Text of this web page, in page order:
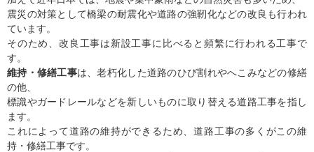
震災の対策として橋梁の耐震化や道路の強靭化などの改良も行われ
ています。
そのため、改良工事は新設工事に比べると頻繁に行われる工事で
す。
維持・修繕工事は、老朽化した道路のひび割れやへこみなどの修繕
の他、
標識やガードレールなどを新しいものに取り替える道路工事を指し
ます。
これによって道路の維持ができるため、道路工事の多くがこの維
持・修繕工事です。